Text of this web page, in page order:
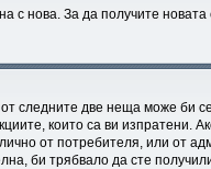
нова. За да получите
следните две неща може би
които са ви
от потребителя, или от
би трябвало да сте